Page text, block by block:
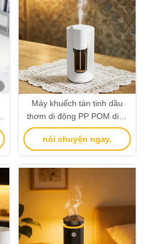
Máy khuếch tán tinh dầu
thơm di động PP POM diện
tích 10-30m2 với hai chế độ
phun sương
nói chuyện ngay.